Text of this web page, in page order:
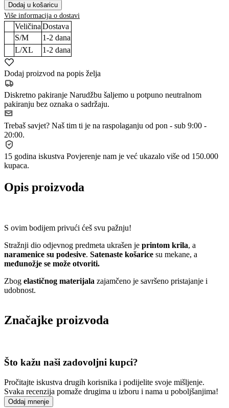
Dodaj u košaricu
Više informacija o dostavi
Veličina Dostava
S/M
1-2 dana
L/XL
1-2 dana
Dodaj proizvod na popis želja
Diskretno pakiranje Narudžbu šaljemo u potpuno neutralnom
pakiranju bez oznaka o sadržaju.
Trebaš savjet? Naš tim ti je na raspolaganju od pon - sub 9:00 -
20:00.
15 godina iskustva Povjerenje nam je već ukazalo više od 150.000
kupaca.
Opis proizvoda
S ovim bodijem privući ćeš svu pažnju!
Stražnji dio odjevnog predmeta ukrašen je printom krila, a
naramenice su podesive. Satenaste košarice su mekane, a
međunožje se može otvoriti.
Zbog elastičnog materijala zajamčeno je savršeno pristajanje i
udobnost.
Značajke proizvoda
Što kažu naši zadovoljni kupci?
Pročitajte iskustva drugih korisnika i podijelite svoje mišljenje.
Svaka recenzija pomaže drugima u izboru i nama u poboljšanjima!
Oddaj mnenje